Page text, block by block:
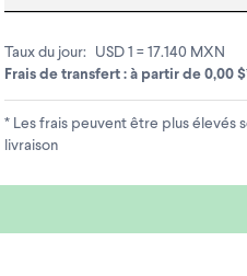
Taux du jour:
USD 1 = 17.140 MXN
Frais de transfert : à partir de 0,00
* Les frais peuvent être plus élevés
livraison